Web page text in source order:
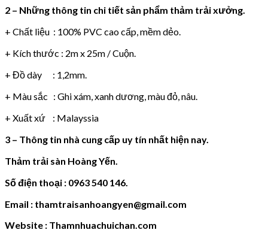
2 – Những thông tin chi tiết sản phẩm thảm trải xưởng.
+ Chất liệu : 100% PVC cao cấp, mềm dẻo.
+ Kích thước : 2m x 25m / Cuộn.
+ Đồ dày : 1,2mm.
+ Màu sắc : Ghi xám, xanh dương, màu đỏ, nâu.
+ Xuất xứ : Malayssia
3 – Thông tin nhà cung cấp uy tín nhất hiện nay.
Thảm trải sàn Hoàng Yến.
Số điện thoại : 0963 540 146.
Email : thamtraisanhoangyen@gmail.com
Website : Thamnhuachuichan.com